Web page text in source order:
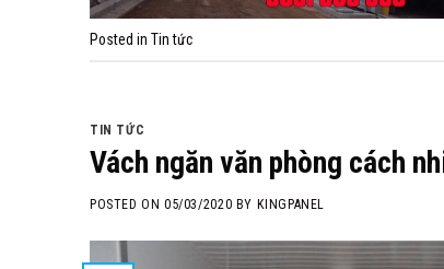
Posted in Tin tức
TIN TỨC
Vách ngăn văn phòng cách
POSTED ON05/03/2020 BY KINGPANEL